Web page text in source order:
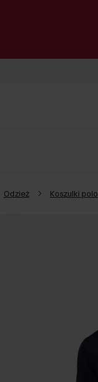
Odzież Koszulki polo